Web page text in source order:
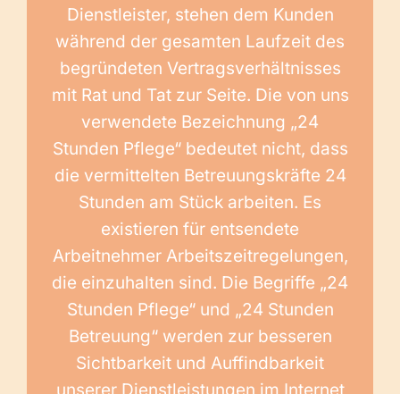
Dienstleister, stehen dem Kunden
während der gesamten Laufzeit des
begründeten Vertragsverhältnisses
mit Rat und Tat zur Seite. Die von uns
verwendete Bezeichnung „24
Stunden Pflege“ bedeutet nicht, dass
die vermittelten Betreuungskräfte 24
Stunden am Stück arbeiten. Es
existieren für entsendete
Arbeitnehmer Arbeitszeitregelungen,
die einzuhalten sind. Die Begriffe „24
Stunden Pflege“ und „24 Stunden
Betreuung“ werden zur besseren
Sichtbarkeit und Auffindbarkeit